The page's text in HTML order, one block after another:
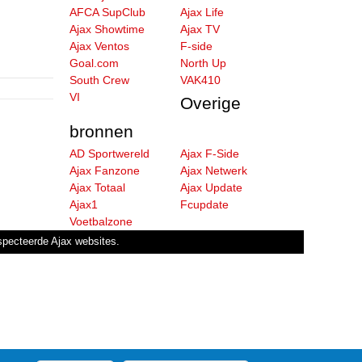
AFCA SupClub
Ajax Life
Ajax Showtime
Ajax TV
Ajax Ventos
F-side
Goal.com
North Up
South Crew
VAK410
VI
Overige
bronnen
AD Sportwereld
Ajax F-Side
Ajax Fanzone
Ajax Netwerk
Ajax Totaal
Ajax Update
Ajax1
Fcupdate
Voetbalzone
Ajax websites.